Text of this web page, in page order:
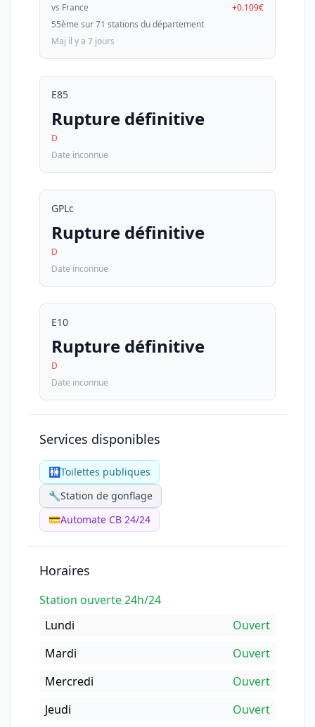
vs France
+0.109€
55ème sur 71 stations du département
Maj il y a 7 jours
E85
Rupture définitive
D
Date inconnue
GPLc
Rupture définitive
D
Date inconnue
E10
Rupture définitive
D
Date inconnue
Services disponibles
🚻Toilettes publiques
🔧Station de gonflage
💳Automate CB 24/24
Horaires
Station ouverte 24h/24
Lundi
Ouvert
Mardi
Ouvert
Mercredi
Ouvert
Jeudi
Ouvert